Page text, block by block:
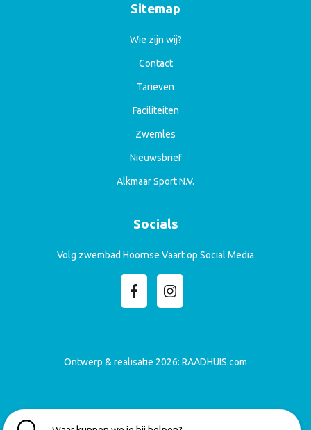
Sitemap
Wie zijn wij?
Contact
Tarieven
Faciliteiten
Zwemles
Nieuwsbrief
Alkmaar Sport N.V.
Socials
Volg zwembad Hoornse Vaart op Social Media
Ontwerp & realisatie 2026: RAADHUIS.com